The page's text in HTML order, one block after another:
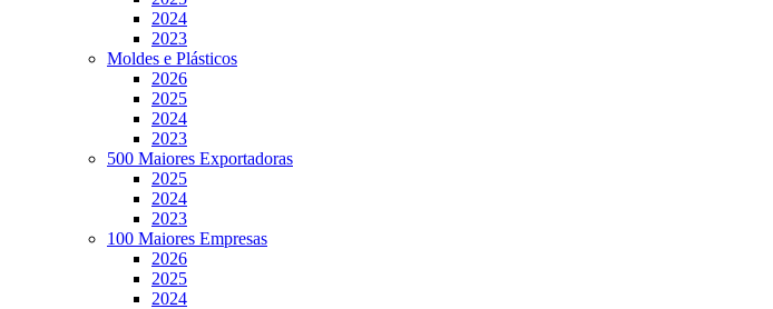
2024
2023
Moldes e Plásticos
2026
2025
2024
2023
500 Maiores Exportadoras
2025
2024
2023
100 Maiores Empresas
2026
2025
2024